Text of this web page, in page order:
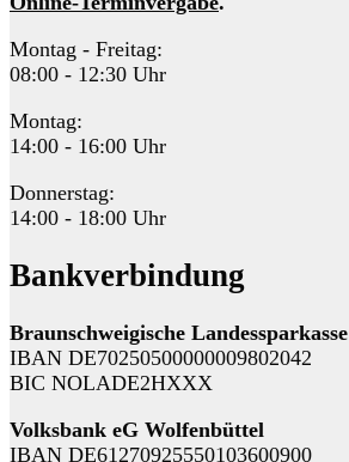
Montag - Freitag:
08:00 - 12:30 Uhr
Montag:
14:00 - 16:00 Uhr
Donnerstag:
14:00 - 18:00 Uhr
Bankverbindung
Braunschweigische Landessparkasse
IBAN DE70250500000009802042
BIC NOLADE2HXXX
Volksbank eG Wolfenbüttel
IBAN DE61270925550103600900